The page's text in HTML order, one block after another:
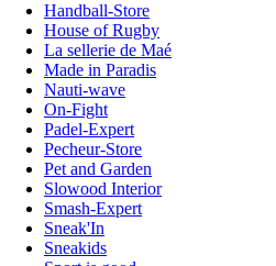
Handball-Store
House of Rugby
La sellerie de Maé
Made in Paradis
Nauti-wave
On-Fight
Padel-Expert
Pecheur-Store
Pet and Garden
Slowood Interior
Smash-Expert
Sneak'In
Sneakids